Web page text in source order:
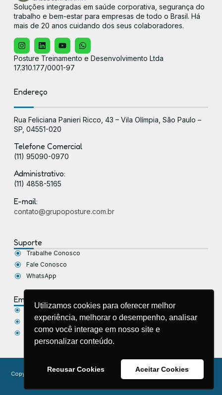
Utilizamos cookies para oferecer melhor
experiência, melhorar o desempenho, analisar
como você interage em nosso site e
personalizar conteúdo.
Recusar Cookies Aceitar Cookies
Soluções integradas em saúde corporativa, segurança do
trabalho e bem-estar para empresas de todo o Brasil. Há
mais de 20 anos cuidando dos seus colaboradores.
Posture Treinamento e Desenvolvimento Ltda
17.310.177/0001-97
Endereço
Rua Feliciana Panieri Ricco, 43 – Vila Olímpia, São Paulo –
SP, 04551-020
Telefone Comercial
(11) 95090-0970
Administrativo:
(11) 4858-5165
E-mail:
contato@grupoposture.com.br
Suporte
Trabalhe Conosco
Fale Conosco
WhatsApp
Empresa
Sobre Nós
Política de Privacidade
Blog
Copyright © 2026 Grupo Posture – Saúde Corporativa. Todos os direitos